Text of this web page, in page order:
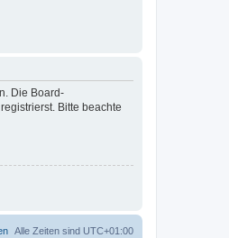
Die Board-
Bitte beachte
Alle Zeiten sind UTC+01:00